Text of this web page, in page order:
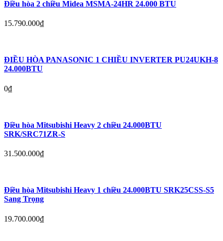
Điều hòa 2 chiều Midea MSMA-24HR 24.000 BTU
15.790.000₫
ĐIỀU HÒA PANASONIC 1 CHIỀU INVERTER PU24UKH-8
24.000BTU
0₫
Điều hòa Mitsubishi Heavy 2 chiều 24.000BTU
SRK/SRC71ZR-S
31.500.000₫
Điều hòa Mitsubishi Heavy 1 chiều 24.000BTU SRK25CSS-S5
Sang Trọng
19.700.000₫